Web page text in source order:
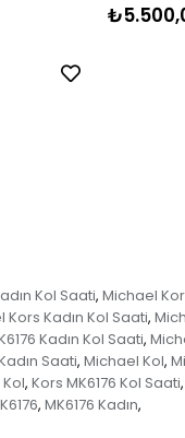
Kol Saati, Michael
Kors Kadın Kol Saati,
Kadın Kol Saati,
Saati, Michael Kol,
Kol, Kors MK6176 Kol Saati,
, MK6176 Kadın,